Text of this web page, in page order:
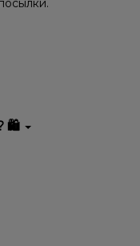
и
🛍️
чаши, если